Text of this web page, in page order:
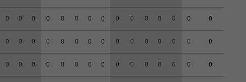
0 0 0 0 0 0 0 0 0 0 0 0 0 0 0
0 0 0 0 0 0 0 0 0 0 0 0 0 0 0
0 0 0 0 0 0 0 0 0 0 0 0 0 0 0